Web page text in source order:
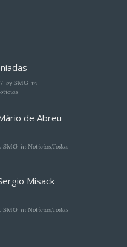
bySMG in
de Abreu
SMG in Notícias,Todas
Misack
SMG in Notícias,Todas